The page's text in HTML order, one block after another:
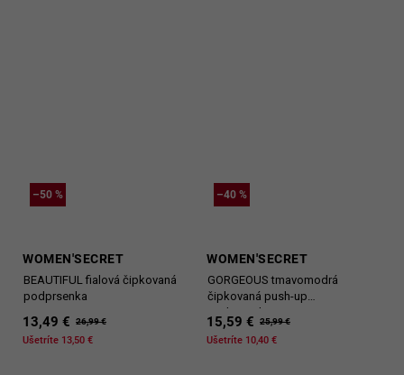
–50 %
WOMEN'SECRET
BEAUTIFUL fialová čipkovaná
podprsenka
13,49 € 26,99 €
Ušetríte 13,50 €
–40 %
WOMEN'SECRET
GORGEOUS tmavomodrá
čipkovaná push-up
podprsenka
15,59 € 25,99 €
Ušetríte 10,40 €